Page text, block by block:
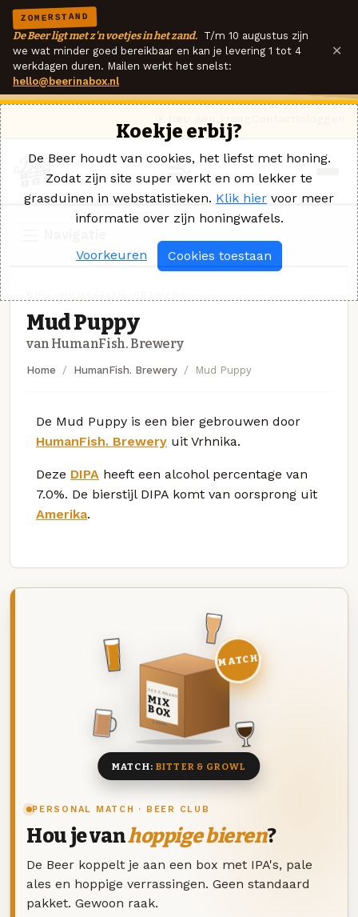
ZOMERSTAND
De Beer ligt met z'n voetjes in het zand. T/m 10 augustus zijn
we wat minder goed bereikbaar en kan je levering 1 tot 4
werkdagen duren. Mailen werkt het snelst:
hello@beerinabox.nl
×
Mud Puppy
van HumanFish. Brewery
Home HumanFish. Brewery Mud Puppy
De Mud Puppy is een bier gebrouwen door
HumanFish. Brewery uit Vrhnika.
Deze DIPA heeft een alcohol percentage van
7.0%. De bierstijl DIPA komt van oorsprong uit
Amerika.
PERSONAL MATCH · BEER CLUB
Hou je vanhoppige bieren?
De Beer koppelt je aan een box met IPA's, pale
ales en hoppige verrassingen. Geen standaard
pakket. Gewoon raak.
DEZE MAAND
MIX
BOX
8 BIEREN
MATCH
MATCH: BITTER & GROWL
Koekje erbij?
De Beer houdt van cookies, het liefst met honing.
Zodat zijn site super werkt en om lekker te
grasduinen in webstatistieken. Klik hier voor meer
informatie over zijn honingwafels.
Voorkeuren Cookies toestaan